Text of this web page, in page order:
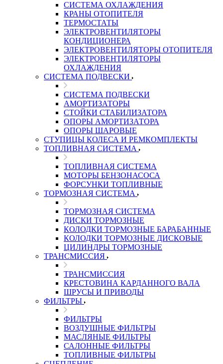
СИСТЕМА ОХЛАЖДЕНИЯ
КРАНЫ ОТОПИТЕЛЯ
ТЕРМОСТАТЫ
ЭЛЕКТРОВЕНТИЛЯТОРЫ
КОНДИЦИОНЕРА
ЭЛЕКТРОВЕНТИЛЯТОРЫ ОТОПИТЕЛЯ
ЭЛЕКТРОВЕНТИЛЯТОРЫ
ОХЛАЖДЕНИЯ
СИСТЕМА ПОДВЕСКИ
СИСТЕМА ПОДВЕСКИ
АМОРТИЗАТОРЫ
СТОЙКИ СТАБИЛИЗАТОРА
ОПОРЫ АМОРТИЗАТОРА
ОПОРЫ ШАРОВЫЕ
СТУПИЦЫ КОЛЕСА И РЕМКОМПЛЕКТЫ
ТОПЛИВНАЯ СИСТЕМА
ТОПЛИВНАЯ СИСТЕМА
МОТОРЫ БЕНЗОНАСОСА
ФОРСУНКИ ТОПЛИВНЫЕ
ТОРМОЗНАЯ СИСТЕМА
ТОРМОЗНАЯ СИСТЕМА
ДИСКИ ТОРМОЗНЫЕ
КОЛОДКИ ТОРМОЗНЫЕ БАРАБАННЫЕ
КОЛОДКИ ТОРМОЗНЫЕ ДИСКОВЫЕ
ЦИЛИНДРЫ ТОРМОЗНЫЕ
ТРАНСМИССИЯ
ТРАНСМИССИЯ
КРЕСТОВИНА КАРДАННОГО ВАЛА
ШРУСЫ И ПРИВОДЫ
ФИЛЬТРЫ
ФИЛЬТРЫ
ВОЗДУШНЫЕ ФИЛЬТРЫ
МАСЛЯНЫЕ ФИЛЬТРЫ
САЛОННЫЕ ФИЛЬТРЫ
ТОПЛИВНЫЕ ФИЛЬТРЫ